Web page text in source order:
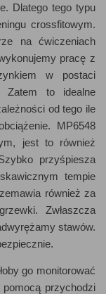
Dlatego tego typu
crossfitowym.
na ćwiczeniach
pracę z
w postaci
Zatem to idealne
od tego ile
MP6548
jest to również
przyśpiesza
tempie
również za
Zwłaszcza
stawów.
go monitorować
przychodzi